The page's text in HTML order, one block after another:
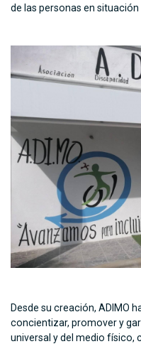
de las personas en situación
Desde su creación, ADIMO
concientizar, promover y
universal y del medio físico,